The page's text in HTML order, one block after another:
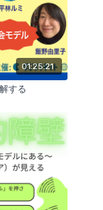
01:25:21
する